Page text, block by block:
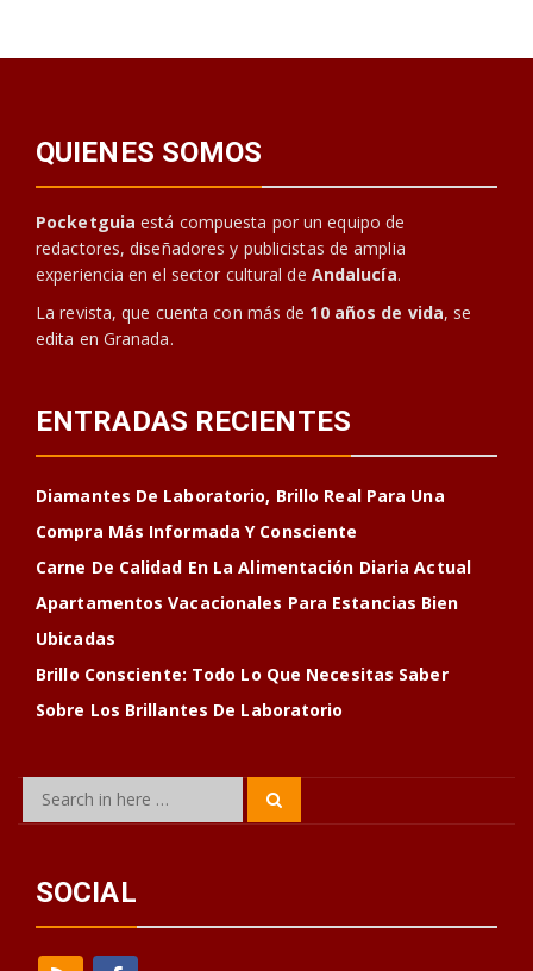
QUIENES SOMOS
Pocketguia está compuesta por un equipo de
redactores, diseñadores y publicistas de amplia
experiencia en el sector cultural de Andalucía.
La revista, que cuenta con más de 10 años de vida, se
edita en Granada.
ENTRADAS RECIENTES
Diamantes De Laboratorio, Brillo Real Para Una
Compra Más Informada Y Consciente
Carne De Calidad En La Alimentación Diaria Actual
Apartamentos Vacacionales Para Estancias Bien
Ubicadas
Brillo Consciente: Todo Lo Que Necesitas Saber
Sobre Los Brillantes De Laboratorio
Search
SOCIAL